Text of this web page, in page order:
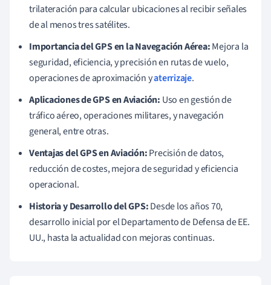
trilateración para calcular ubicaciones al recibir señales
de al menos tres satélites.
Importancia del GPS en la Navegación Aérea:Mejora la
seguridad, eficiencia, y precisión en rutas de vuelo,
operaciones de aproximación yaterrizaje.
Aplicaciones de GPS en Aviación: Uso en gestión de
tráfico aéreo, operaciones militares, y navegación
general, entre otras.
Ventajas del GPS en Aviación:Precisión de datos,
reducción de costes, mejora de seguridad y eficiencia
operacional.
Historia y Desarrollo del GPS:Desde los años 70,
desarrollo inicial por el Departamento de Defensa de EE.
UU., hasta la actualidad con mejoras continuas.